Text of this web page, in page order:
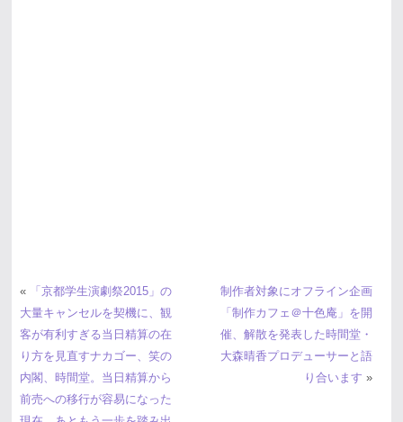
«
「京都学生演劇祭2015」の
大量キャンセルを契機に、観
客が有利すぎる当日精算の在
り方を見直すナカゴー、笑の
内閣、時間堂。当日精算から
前売への移行が容易になった
制作者対象にオフライン企画
「制作カフェ＠十色庵」を開
催、解散を発表した時間堂・
大森晴香プロデューサーと語
り合います »